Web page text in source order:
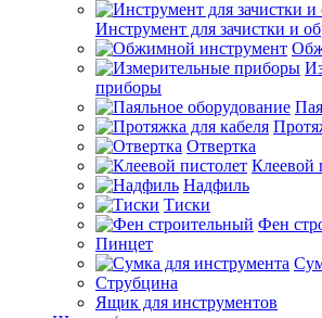
Инструмент для зачистки и
приборы
Отвертка
Клеевой
Надфиль
Тиски
Фен
Пинцет
Струбцина
Ящик для инструментов